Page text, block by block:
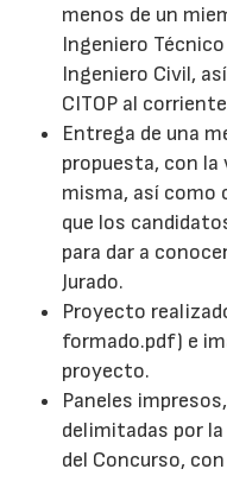
menos de un
Ingeniero
Ingeniero Civil,
CITOP al
Entrega de una
propuesta, con la
misma, así como
que los
para dar a
Jurado.
Proyecto
formado.pdf) e
proyecto.
Paneles
delimitadas por
del Concurso,